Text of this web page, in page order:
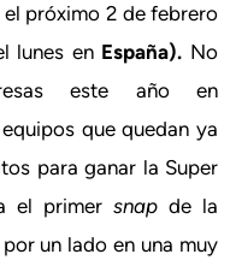
el próximo 2 de febrero
lunes en España). No
este año en
que quedan ya
para ganar la Super
el primer snapde la
un lado en una muy